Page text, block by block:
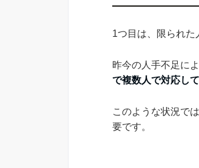
1つ目は、限られた
昨今の人手不足に
で複数人で対応し
このような状況で
要です。